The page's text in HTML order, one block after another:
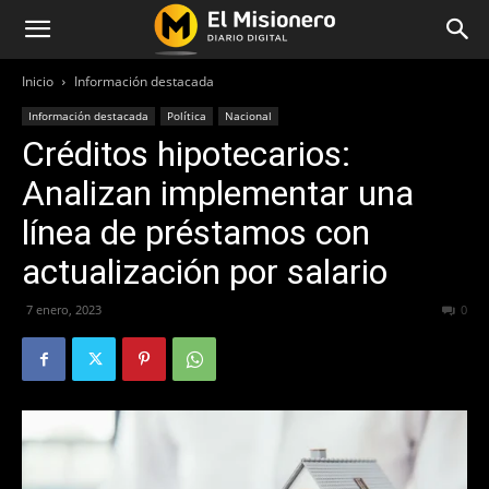
Inicio Información destacada
Información destacada Política Nacional
Créditos hipotecarios:
Analizan implementar una
línea de préstamos con
actualización por salario
7 enero, 2023 0